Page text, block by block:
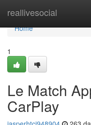
reallivesocial
Home
Home
1
Le Match
CarPlay